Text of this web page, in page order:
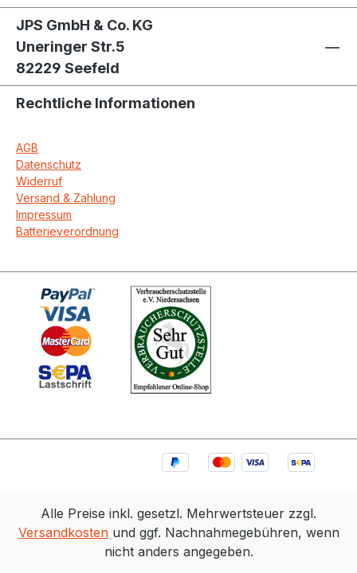
JPS GmbH & Co. KG
Uneringer Str.5
82229 Seefeld
Rechtliche Informationen
AGB
Datenschutz
Widerruf
Versand & Zahlung
Impressum
Batterieverordnung
Alle Preise inkl. gesetzl. Mehrwertsteuer zzgl.
Versandkostenund ggf. Nachnahmegebühren, wenn
nicht anders angegeben.